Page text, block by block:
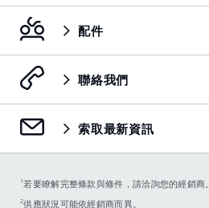
配件
聯絡我們
索取最新資訊
1若要瞭解完整條款與條件，請洽詢您的經銷商。
2供應狀況可能依經銷商而異。